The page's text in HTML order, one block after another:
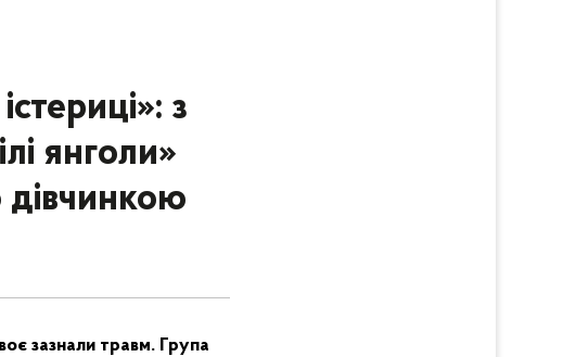
з
янголи»
зазнали травм. Група